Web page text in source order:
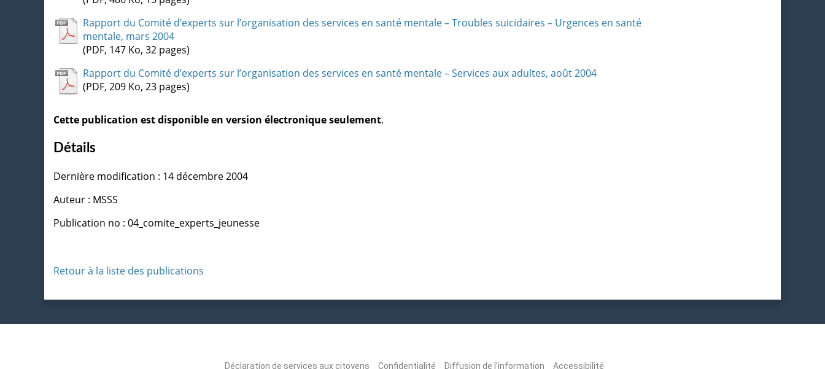
Rapport du Comité d’experts sur l’organisation des services en santé mentale – Troubles suicidaires – Urgences en santé
mentale, mars 2004
(PDF, 147 Ko, 32 pages)
Rapport du Comité d’experts sur l’organisation des services en santé mentale – Services aux adultes, août 2004
(PDF, 209 Ko, 23 pages)
Cette publication est disponible en version électronique seulement.
Détails
Dernière modification : 14 décembre 2004
Auteur : MSSS
Publication no : 04_comite_experts_jeunesse
Retour à la liste des publications
Déclaration de services aux citoyens Confidentialité Diffusion de l'information Accessibilité